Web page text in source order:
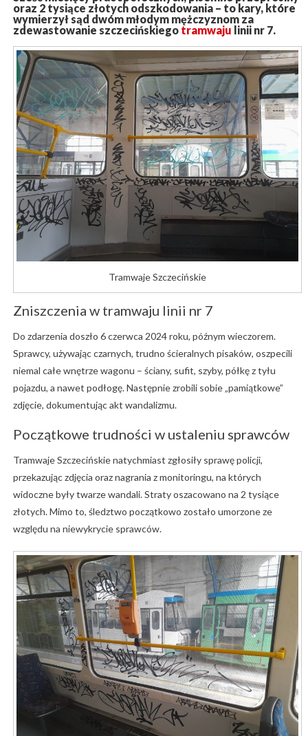
oraz 2 tysiące złotych odszkodowania – to kary, które
wymierzył sąd dwóm młodym mężczyznom za
zdewastowanie szczecińskiego tramwaju linii nr 7.
Tramwaje Szczecińskie
Zniszczenia w tramwaju linii nr 7
Do zdarzenia doszło 6 czerwca 2024 roku, późnym wieczorem.
Sprawcy, używając czarnych, trudno ścieralnych pisaków, oszpecili
niemal całe wnętrze wagonu – ściany, sufit, szyby, półkę z tyłu
pojazdu, a nawet podłogę. Następnie zrobili sobie „pamiątkowe”
zdjęcie, dokumentując akt wandalizmu.
Początkowe trudności w ustaleniu sprawców
Tramwaje Szczecińskie natychmiast zgłosiły sprawę policji,
przekazując zdjęcia oraz nagrania z monitoringu, na których
widoczne były twarze wandali. Straty oszacowano na 2 tysiące
złotych. Mimo to, śledztwo początkowo zostało umorzone ze
względu na niewykrycie sprawców.